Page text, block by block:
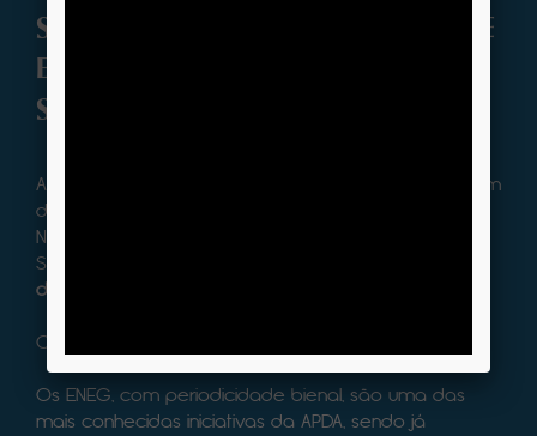
SOBRE O ENCONTRO NACIONAL DE
ENTIDADES GESTORAS DE ÁGUA E
SANEAMENTO
A Associação Portuguesa de Distribuição e Drenagem
de Águas (APDA) vai realizar mais um Encontro
Nacional de Entidades Gestoras de Água e
Saneamento, o ENEG 2017, que decorrerá de
de novembro
O dia 24 de novembro será dedicado a visitas.
Os ENEG, com periodicidade bienal, são uma das
mais conhecidas iniciativas da APDA, sendo já